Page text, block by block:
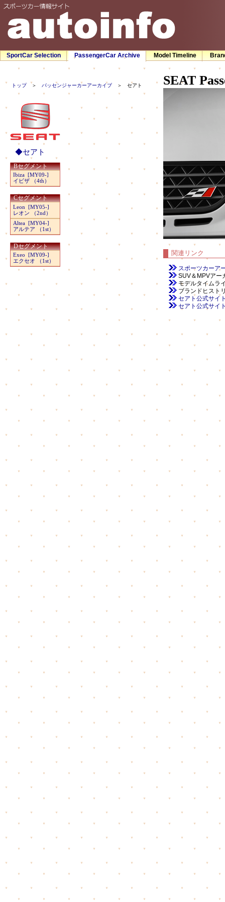
SportCar Selection PassengerCar Archive Model Timeline
◆セアト
Bセグメント
Ibiza [MY09-]
イビザ （4th）
Cセグメント
Leon [MY05-]
レオン （2nd）
Altea [MY04-]
アルテア （1st）
Dセグメント
Exeo [MY09-]
エクセオ （1st）
トップ＞ パッセンジャーカーアーカイブ ＞ セアト SEAT
関連リンク
スポーツカーア
SUV＆MPVアー
モデルタイムラ
ブランドヒスト
セアト公式サイ
セアト公式サイ